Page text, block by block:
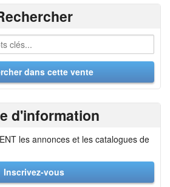
d'information
les annonces et les catalogues de
Inscrivez-vous